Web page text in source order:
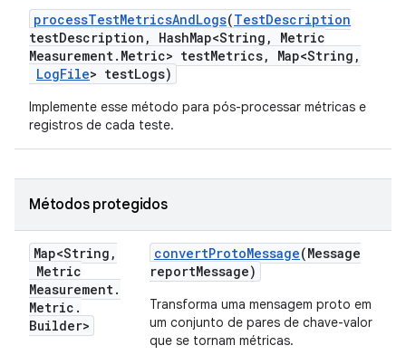
processTestMetricsAndLogs(TestDescription
testDescription , HashMap<String ,
Metric
Measurement. Metric> testMetrics, Map<String ,
LogFile> testLogs)
Implemente esse método para pós-processar métricas e
registros de cada teste.
Métodos protegidos
Map<String ,
Metric
Measurement.
Metric .
Builder>
convertProtoMessage(Message
reportMessage)
Transforma uma mensagem proto em
um conjunto de pares de chave-valor
que se tornam métricas.